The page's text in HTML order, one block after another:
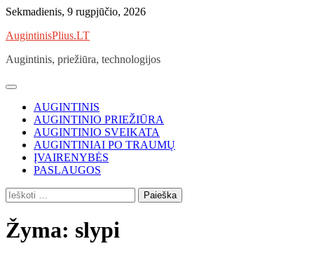
Skip
content
Sekmadienis, 9 rugpjūčio, 2026
AugintinisPlius.LT
Augintinis, priežiūra, technologijos
AUGINTINIS
AUGINTINIO PRIEŽIŪRA
AUGINTINIO SVEIKATA
AUGINTINIAI PO TRAUMŲ
ĮVAIRENYBĖS
PASLAUGOS
Ieškoti:
Žyma: slypi